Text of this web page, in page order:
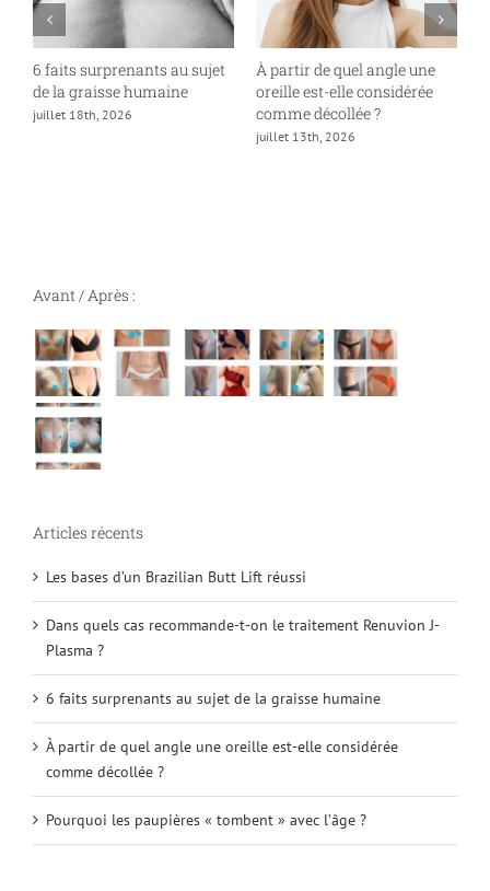
6 faits surprenants au sujet
de la graisse humaine
juillet 18th, 2026
À partir de quel angle une
oreille est-elle considérée
comme décollée ?
juillet 13th, 2026
Avant / Après :
Articles récents
Les bases d’un Brazilian Butt Lift réussi
Dans quels cas recommande-t-on le traitement Renuvion J-
Plasma ?
6 faits surprenants au sujet de la graisse humaine
À partir de quel angle une oreille est-elle considérée
comme décollée ?
Pourquoi les paupières « tombent » avec l’âge ?